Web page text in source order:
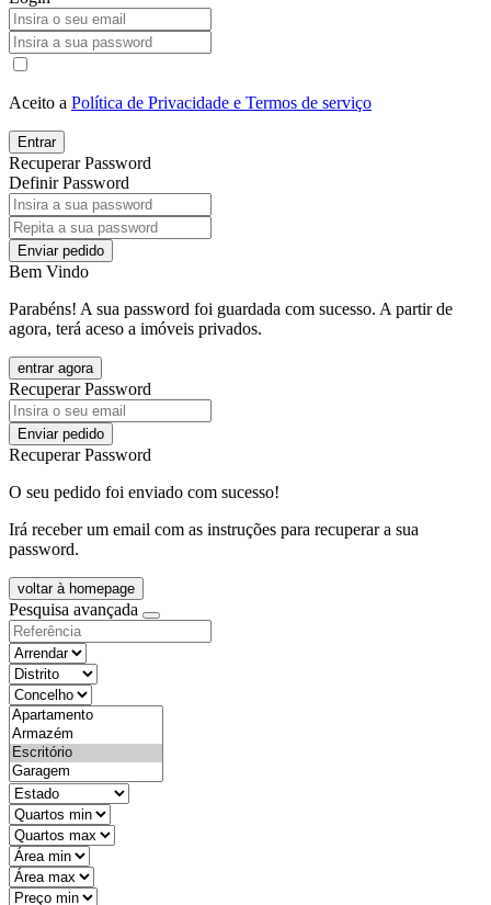
Aceito a Política de Privacidade e Termos de serviço
Entrar
Recuperar Password
Definir Password
Enviar pedido
Bem Vindo
Parabéns! A sua password foi guardada com sucesso. A partir de
agora, terá aceso a imóveis privados.
entrar agora
Recuperar Password
Enviar pedido
Recuperar Password
O seu pedido foi enviado com sucesso!
Irá receber um email com as instruções para recuperar a sua
password.
voltar à homepage
Pesquisa avançada
objective
districtId
countyId
types
state
mintypo
maxtypo
minarea
maxarea
minprice